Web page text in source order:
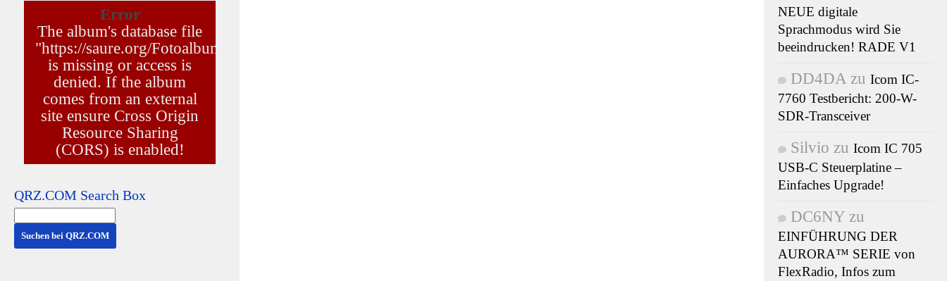
Error
The album's database file
"https://saure.org/Fotoalbum_01/tree.json"
is missing or access is
denied. If the album
comes from an external
site ensure Cross Origin
Resource Sharing
(CORS) is enabled!
QRZ.COM Search Box
NEUE digitale
Sprachmodus wird Sie
beeindrucken! RADE V1
DD4DAzu Icom IC-
7760 Testbericht: 200-W-
SDR-Transceiver
Silvio zu Icom IC 705
USB-C Steuerplatine –
Einfaches Upgrade!
DC6NY zu
EINFÜHRUNG DER
AURORA™ SERIE von
FlexRadio, Infos zum